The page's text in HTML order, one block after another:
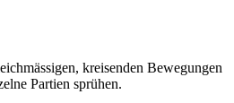
kreisenden Bewegungen
Partien sprühen.